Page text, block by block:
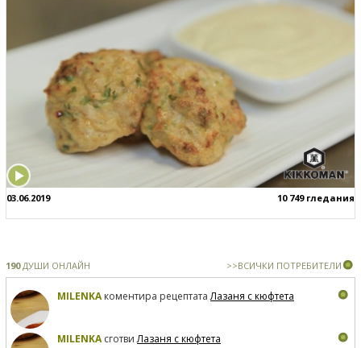
03.06.2019 10 749 гледания
190ДУШИ ОНЛАЙН >>ВСИЧКИ ПОТРЕБИТЕЛИ
MILENKAкоментира рецептатаЛазаня с кюфтета
MILENKAсготвиЛазаня с кюфтета